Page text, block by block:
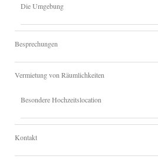
Die Umgebung
Besprechungen
Vermietung von Räumlichkeiten
Besondere Hochzeitslocation
Kontakt